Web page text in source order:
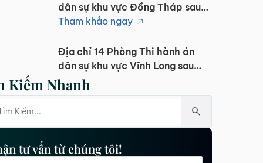
dân sự khu vực Đồng Tháp sau
sáp nhập 1/7/2025
Tham khảo ngay
Địa chỉ 14 Phòng Thi hành án
dân sự khu vực Vĩnh Long sau
sáp nhập 1/7/2025
Tham khảo ngay
Địa chỉ 12 Phòng Thi hành án
dân sự khu vực Tây Ninh sau sáp
Kiếm Nhanh
tư vấn từ chúng tôi!